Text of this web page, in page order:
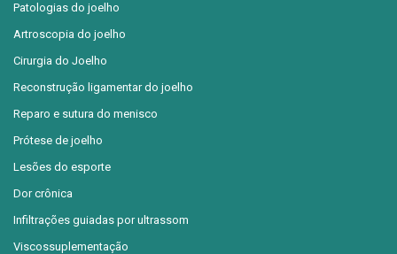
Patologias do joelho
Artroscopia do joelho
Cirurgia do Joelho
Reconstrução ligamentar do joelho
Reparo e sutura do menisco
Prótese de joelho
Lesões do esporte
Dor crônica
Infiltrações guiadas por ultrassom
Viscossuplementação